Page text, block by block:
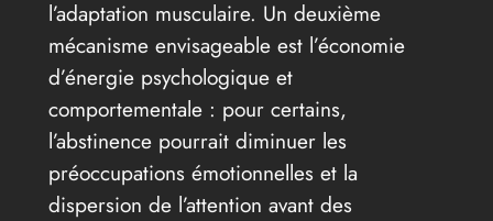
l’adaptation musculaire. Un deuxième
mécanisme envisageable est l’économie
d’énergie psychologique et
comportementale : pour certains,
l’abstinence pourrait diminuer les
préoccupations émotionnelles et la
dispersion de l’attention avant des